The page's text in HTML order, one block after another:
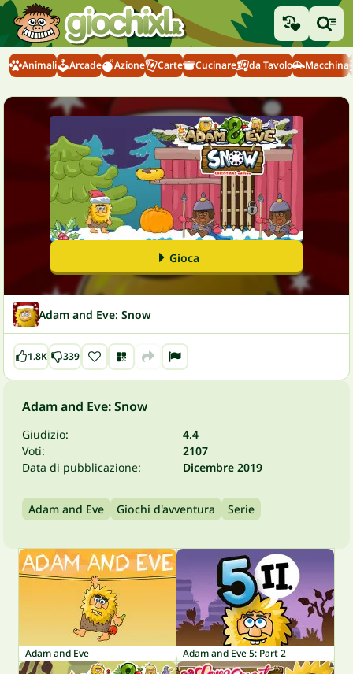
Animali Arcade Azione Carte Cucinare da Tavolo Macchina
Gioca
Adam and Eve: Snow
1.8K 339
Adam and Eve: Snow
Giudizio:
4.4
Voti:
2107
Data di pubblicazione:
Dicembre 2019
Adam and Eve Giochi d'avventura Serie
Adam and Eve Adam and Eve 5: Part 2